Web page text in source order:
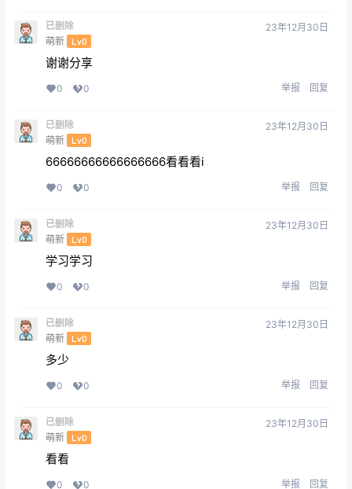
已删除
萌新 Lv0
23年12月30日
谢谢分享
0 0 举报 回复
已删除
萌新 Lv0
23年12月30日
66666666666666666看看看i
0 0 举报 回复
已删除
萌新 Lv0
23年12月30日
学习学习
0 0 举报 回复
已删除
萌新 Lv0
23年12月30日
多少
0 0 举报 回复
已删除
萌新 Lv0
23年12月30日
看看
0 0 举报 回复